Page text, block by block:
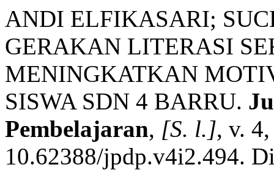
ANDI ELFIKASARI;
GERAKAN LITERASI
MENINGKATKAN
SISWA SDN 4 BARRU.
Pembelajaran, [S. l.], v.
10.62388/jpdp.v4i2.494.